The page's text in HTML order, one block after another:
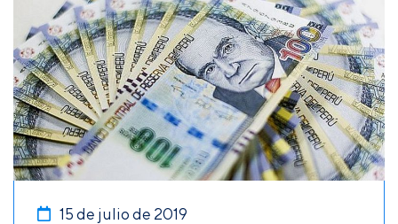
15 de julio de 2019